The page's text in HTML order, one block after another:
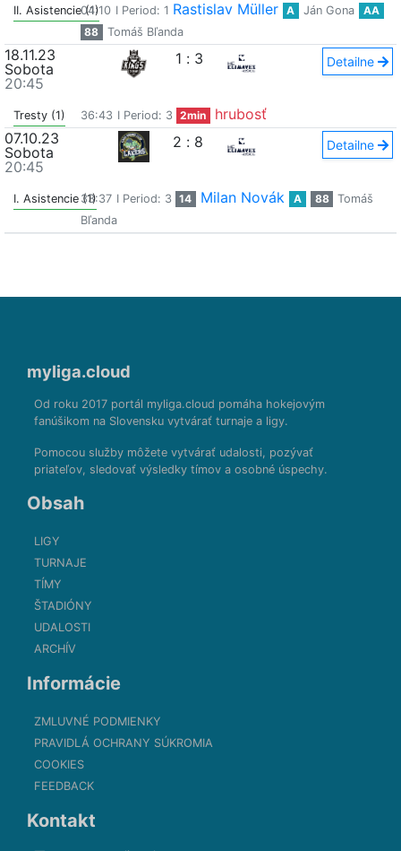
II. Asistencie (1)
04:10 I Period: 1 Rastislav Müller A Ján Gona
AA
88
Tomáš Bľanda
18.11.23
Sobota
20:45
1 : 3 Detailne
Tresty (1) 36:43 I Period: 3 2min
hrubosť
07.10.23
Sobota
20:45
2 : 8 Detailne
I. Asistencie (1)33:37 I Period: 3 14 Milan Novák A 88
Tomáš
Bľanda
myliga.cloud
Od roku 2017 portál myliga.cloud pomáha hokejovým
fanúšikom na Slovensku vytvárať turnaje a ligy.
Pomocou služby môžete vytvárať udalosti, pozývať
priateľov, sledovať výsledky tímov a osobné úspechy.
Obsah
LIGY
TURNAJE
TÍMY
ŠTADIÓNY
UDALOSTI
ARCHÍV
Informácie
ZMLUVNÉ PODMIENKY
PRAVIDLÁ OCHRANY SÚKROMIA
COOKIES
FEEDBACK
Kontakt